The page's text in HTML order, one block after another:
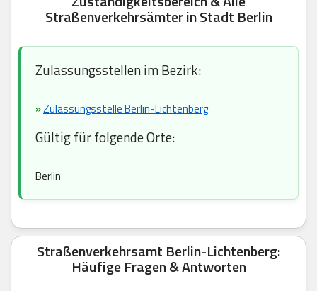
Straßenverkehrsämter in Stadt Berlin
Zulassungsstellen im Bezirk:
»Zulassungsstelle Berlin-Lichtenberg
Gültig für folgende Orte:
Berlin
Straßenverkehrsamt Berlin-Lichtenberg:
Häufige Fragen & Antworten